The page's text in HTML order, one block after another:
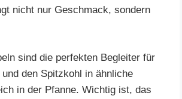
nicht nur Geschmack, sondern
sind die perfekten Begleiter für
den Spitzkohl in ähnliche
in der Pfanne. Wichtig ist, das